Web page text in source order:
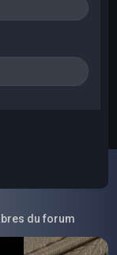
du forum